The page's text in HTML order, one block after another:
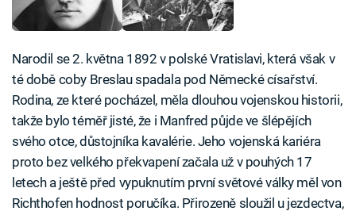
Narodil se 2. května 1892 v polské Vratislavi, která však v
té době coby Breslau spadala pod Německé císařství.
Rodina, ze které pocházel, měla dlouhou vojenskou historii,
takže bylo téměř jisté, že i Manfred půjde ve šlépějích
svého otce, důstojníka kavalérie. Jeho vojenská kariéra
proto bez velkého překvapení začala už v pouhých 17
letech a ještě před vypuknutím první světové války měl von
Richthofen hodnost poručíka. Přirozeně sloužil u jezdectva,